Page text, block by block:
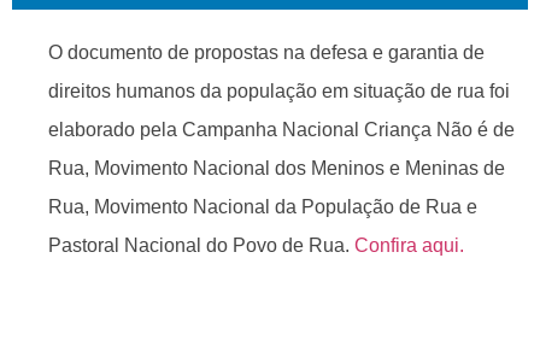
O documento de propostas na defesa e garantia de
direitos humanos da população em situação de rua foi
elaborado pela Campanha Nacional Criança Não é de
Rua, Movimento Nacional dos Meninos e Meninas de
Rua, Movimento Nacional da População de Rua e
Pastoral Nacional do Povo de Rua. Confira aqui.